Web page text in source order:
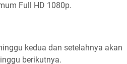
Full HD 1080p.
kedua dan setelahnya akan
berikutnya.